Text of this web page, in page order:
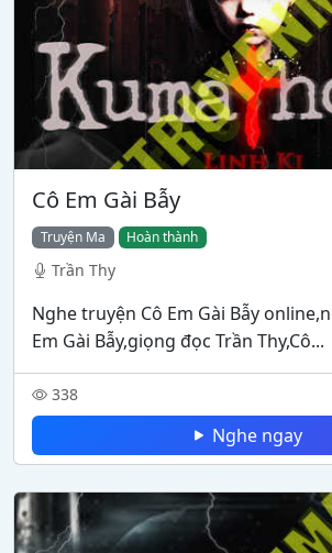
Cô Em Gài Bẫy
Truyện Ma Hoàn thành
Trần Thy
Nghe truyện Cô Em Gài Bẫy
Em Gài Bẫy,giọng đọc Trần Thy,Cô...
338
Nghe ngay